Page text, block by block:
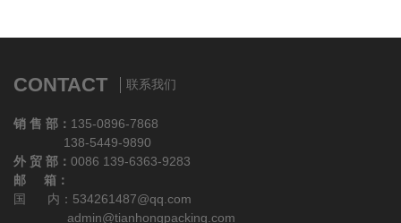
CONTACT 联系我们
销 售 部： 135-0896-7868
138-5449-9890
外 贸 部： 0086 139-6363-9283
邮 箱：
国 内：534261487@qq.com
admin@tianhongpacking.com